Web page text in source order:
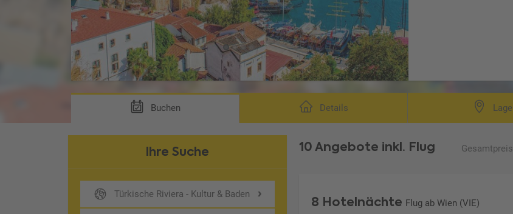
Buchen Details Lage
Ihre Suche
Türkische Riviera - Kultur & Baden
10 Angebote inkl. Flug Gesamtpreis
8 Hotelnächte Flug ab Wien (VIE)